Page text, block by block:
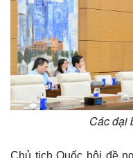
Kinh tế
Bất động sản
Các đại